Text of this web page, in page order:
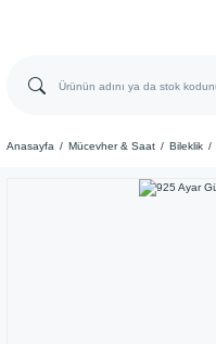
Anasayfa Mücevher & Saat Bileklik